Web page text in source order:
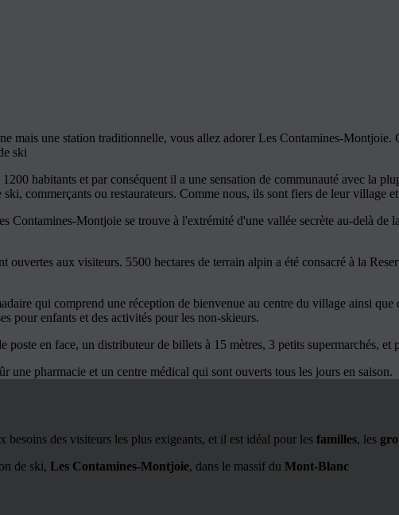
mais une station traditionnelle, vous allez adorer Les Contamines-
ski
habitants et par conséquent il a une sensation de communauté avec la
commerçants ou restaurateurs. Comme nous, ils sont fiers de leur village
Montjoie se trouve à l'extrémité d'une vallée secrète au-delà de
aux visiteurs. 5500 hectares de terrain alpin a été consacré à la
qui comprend une réception de bienvenue au centre du village ainsi
pour enfants et des activités pour les non-skieurs.
en face, un distributeur de billets à 15 mètres, 3 petits supermarchés, et
pharmacie et un centre médical qui sont ouverts tous les jours en saison.
besoins des visiteurs les plus exigeants, et il est idéal pour les familles, les
de ski, Les Contamines-Montjoie, dans le massif du Mont-Blanc